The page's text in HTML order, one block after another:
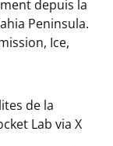
depuis la
Peninsula.
Ice,
de la
Lab via X